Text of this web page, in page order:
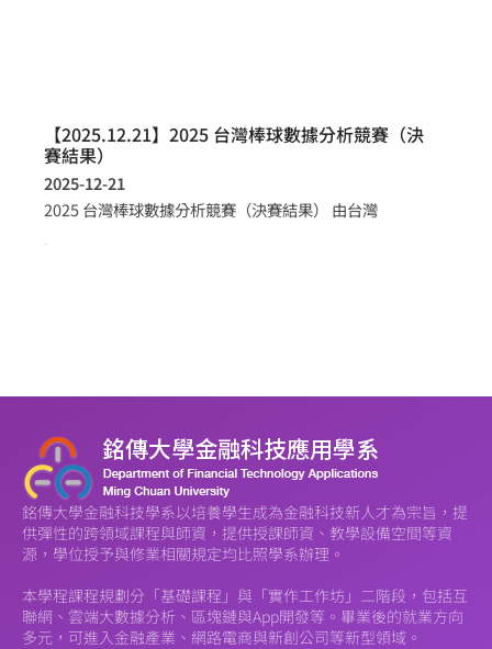
【2025.12.21】2025 台灣棒球數據分析競賽（決
賽結果）
2025-12-21
2025 台灣棒球數據分析競賽（決賽結果） 由台灣
銘傳大學金融科技學系以培養學生成為金融科技新人才為宗旨，提
供彈性的跨領域課程與師資，提供授課師資、教學設備空間等資
源，學位授予與修業相關規定均比照學系辦理。
本學程課程規劃分「基礎課程」與「實作工作坊」二階段，包括互
聯網、雲端大數據分析、區塊鏈與App開發等。畢業後的就業方向
多元，可進入金融產業、網路電商與新創公司等新型領域。